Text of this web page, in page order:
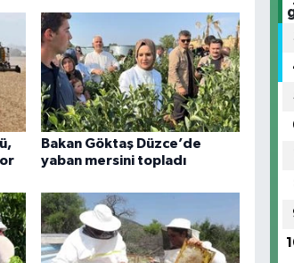
Bakan Göktaş Düzce’de
yaban mersini topladı